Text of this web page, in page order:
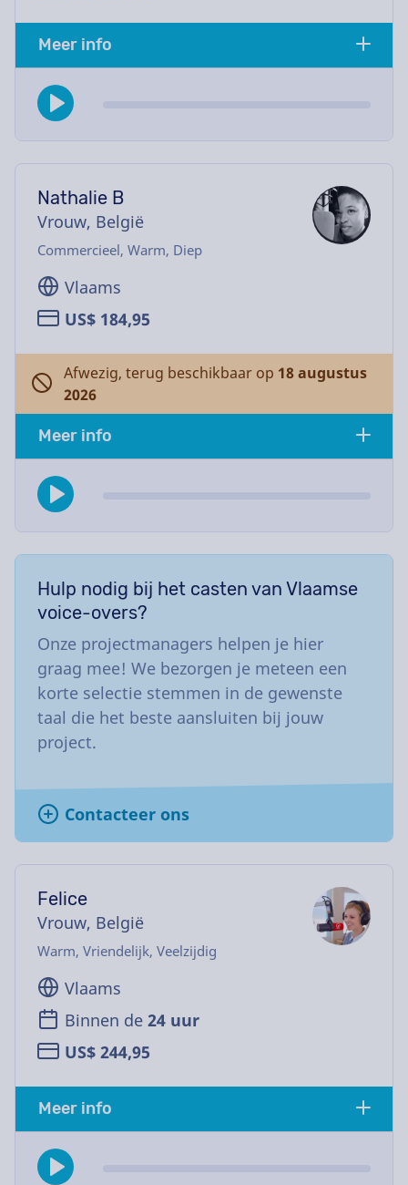
Meer info
Nathalie B
Vrouw, België
Commercieel, Warm, Diep
Vlaams
US$ 184,95
Afwezig, terug beschikbaar op 18 augustus
2026
Meer info
Hulp nodig bij het casten van Vlaamse
voice-overs?
Onze projectmanagers helpen je hier
graag mee! We bezorgen je meteen een
korte selectie stemmen in de gewenste
taal die het beste aansluiten bij jouw
project.
Contacteer ons
Felice
Vrouw, België
Warm, Vriendelijk, Veelzijdig
Vlaams
Binnen de 24 uur
US$ 244,95
Meer info